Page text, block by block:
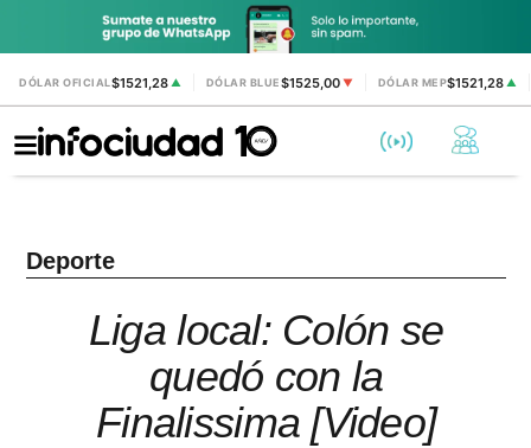
DÓLAR OFICIAL$1521,28 ▲ DÓLAR BLUE$1525,00 ▼ DÓLAR MEP$1521,28▲
Deporte
Liga local: Colón se
quedó con la
Finalissima [Video]